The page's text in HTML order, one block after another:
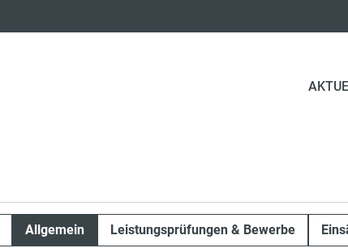
Allgemein Leistungsprüfungen & Bewerbe